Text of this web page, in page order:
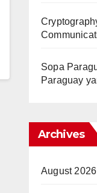
Sopa
Paraguay
Archives
August 2026